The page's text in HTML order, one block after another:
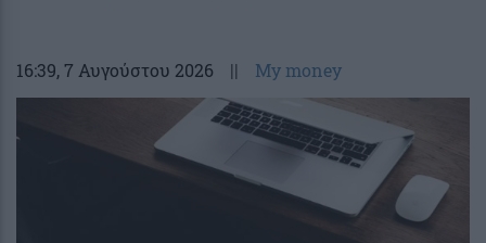
16:39, 7 Αυγούστου 2026 || My money